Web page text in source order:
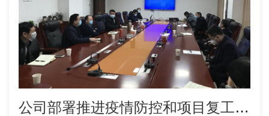
公司部署推进疫情防控和项目复工复产工作